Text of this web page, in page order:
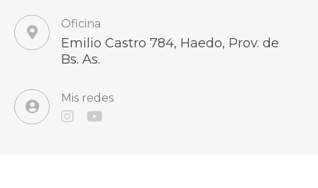
Oficina
Emilio Castro 784, Haedo, Prov. de
Bs. As.
Mis redes